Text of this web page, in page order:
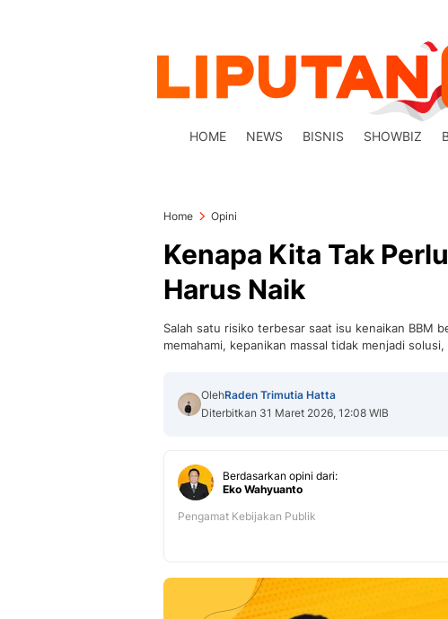
HOME NEWS BISNIS SHOWBIZ
Home Opini
Kenapa Kita Tak
Harus Naik
​Salah satu risiko terbesar saat isu kenaikan BBM
memahami, kepanikan massal tidak menjadi solusi,
OlehRaden Trimutia Hatta
Diterbitkan 31 Maret 2026, 12:08 WIB
Berdasarkan opini dari:
Eko Wahyuanto
Pengamat Kebijakan Publik